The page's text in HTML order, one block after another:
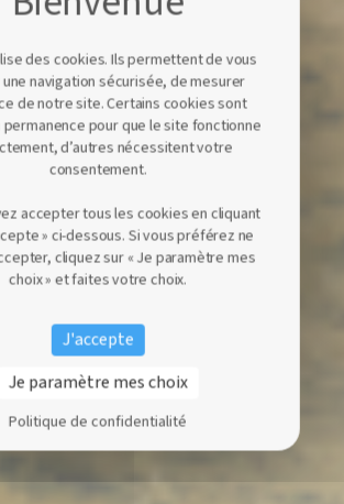
des cookies. Ils permettent de vous
navigation sécurisée, de mesurer
de notre site. Certains cookies sont
pour que le site fonctionne
d’autres nécessitent votre
consentement.
accepter tous les cookies en cliquant
» ci-dessous. Si vous préférez ne
cliquez sur « Je paramètre mes
choix » et faites votre choix.
J'accepte
Je paramètre mes choix
Politique de confidentialité